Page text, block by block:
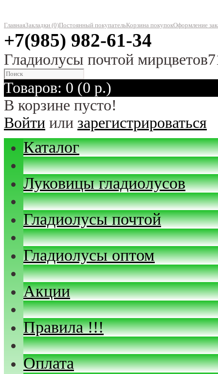
ГлавнаяЗакладки (0)Постоянный покупательКорзина покупокОформление
+7(985) 982-61-34
Гладиолусы почтой
Товаров: 0 (0 р.)
В корзине пусто!
Войти или зарегистрироваться
Каталог
Луковицы гладиолусов
Гладиолусы почтой
Гладиолусы оптом
Акции
Правила !!!
Оплата